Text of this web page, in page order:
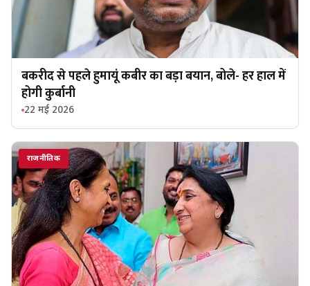
बकरीद से पहले हुमायूं कबीर का बड़ा बयान, बोले- हर हाल में
होगी कुर्बानी
22 मई 2026
राजनीतिक